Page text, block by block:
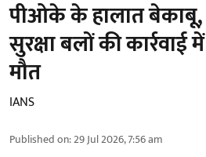
पीओके के हालात बेकाबू,
सुरक्षा बलों की कार्रवाई
मौत
IANS
Published on:29 Jul 2026, 7:56 am